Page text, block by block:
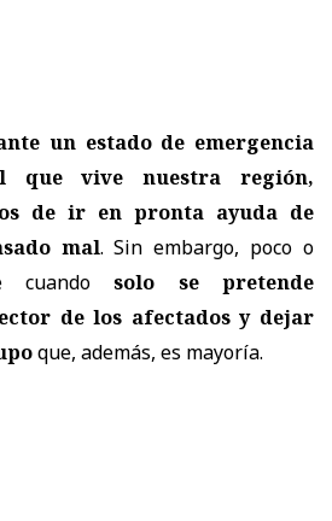
un estado de emergencia
que vive nuestra región,
de ir en pronta ayuda de
mal. Sin embargo, poco o
cuandosolo se pretende
de los afectados y dejar
que, además, es mayoría.